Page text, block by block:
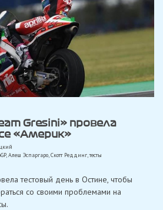
Gresini» провела
«Америк»
,Алеш Эспаргаро,Скотт Реддинг,тесты
тестовый день в Остине, чтобы
со своими проблемами на